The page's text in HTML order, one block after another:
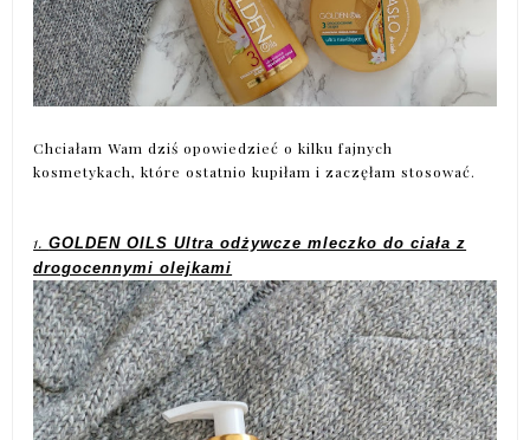
Chciałam Wam dziś opowiedzieć o kilku fajnych
kosmetykach, które ostatnio kupiłam i zaczęłam stosować.
1.GOLDEN OILS Ultra odżywcze mleczko do ciała z
drogocennymi olejkami